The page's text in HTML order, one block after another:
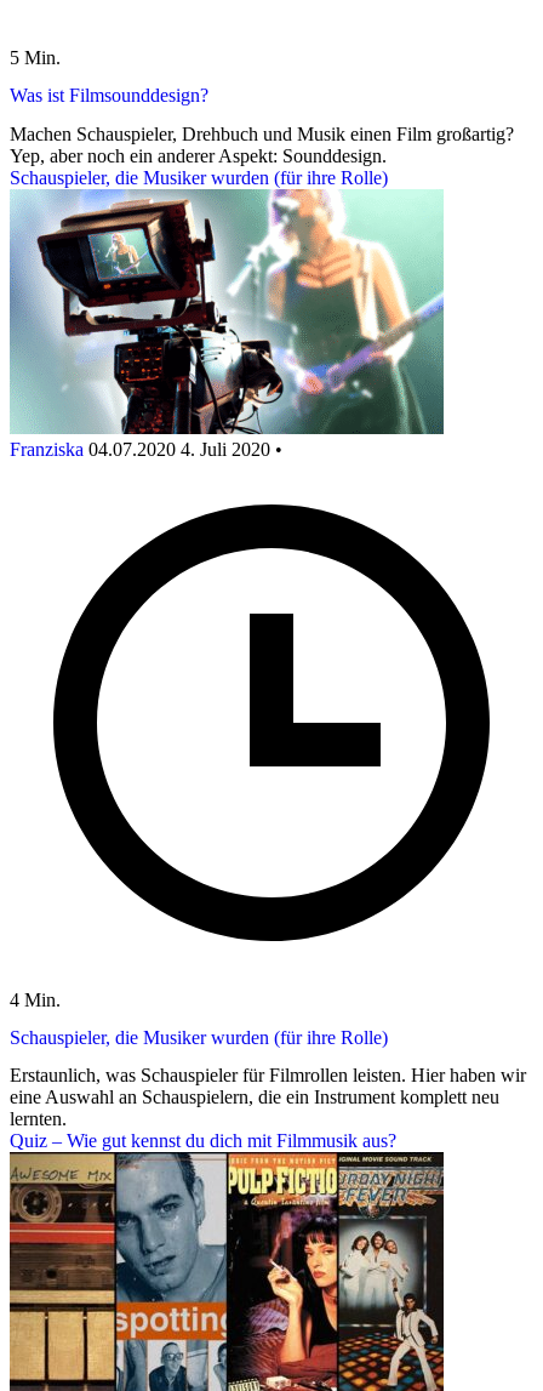
5 Min.
Was ist Filmsounddesign?
Machen Schauspieler, Drehbuch und Musik einen Film großartig?
Yep, aber noch ein anderer Aspekt: Sounddesign.
Schauspieler, die Musiker wurden (für ihre Rolle)
Franziska 04.07.2020 4. Juli 2020 •
4 Min.
Schauspieler, die Musiker wurden (für ihre Rolle)
Erstaunlich, was Schauspieler für Filmrollen leisten. Hier haben wir
eine Auswahl an Schauspielern, die ein Instrument komplett neu
lernten.
Quiz – Wie gut kennst du dich mit Filmmusik aus?